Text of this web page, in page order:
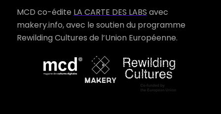
MCD co-édite LA CARTE DES LABS avec
makery.info, avec le soutien du programme
Rewilding Cultures de l’Union Européenne.